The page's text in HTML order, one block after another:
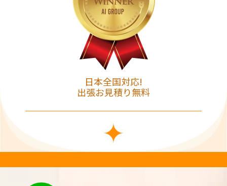
日本全国対応!
出張お見積り無料